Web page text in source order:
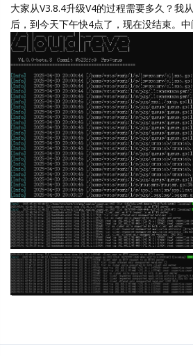
大家从V3.8.4升级V4的过程需要多久？我
后，到今天下午快4点了，现在没结束。